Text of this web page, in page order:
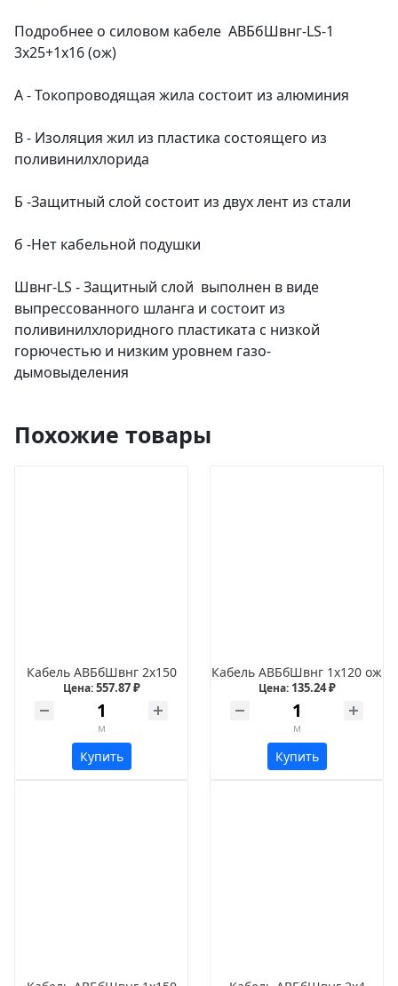
Подробнее о силовом кабеле АВБбШвнг-LS-1
3х25+1х16 (ож)
А - Токопроводящая жила состоит из алюминия
В - Изоляция жил из пластика состоящего из
поливинилхлорида
Б -Защитный слой состоит из двух лент из стали
б -Нет кабельной подушки
Швнг-LS - Защитный слой выполнен в виде
выпрессованного шланга и состоит из
поливинилхлоридного пластиката с низкой
горючестью и низким уровнем газо-
дымовыделения
Похожие товары
Кабель АВБбШвнг 2х150
Цена:557.87 ₽
м
Купить
Кабель АВБбШвнг 1х120 ож
Цена: 135.24 ₽
м
Купить